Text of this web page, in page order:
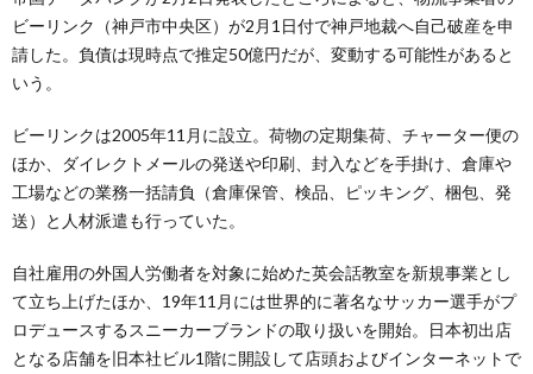
ビーリンク（神戸市中央区）が2月1日付で神戸地裁へ自己破産を申
請した。負債は現時点で推定50億円だが、変動する可能性があると
いう。
ビーリンクは2005年11月に設立。荷物の定期集荷、チャーター便の
ほか、ダイレクトメールの発送や印刷、封入などを手掛け、倉庫や
工場などの業務一括請負（倉庫保管、検品、ピッキング、梱包、発
送）と人材派遣も行っていた。
自社雇用の外国人労働者を対象に始めた英会話教室を新規事業とし
て立ち上げたほか、19年11月には世界的に著名なサッカー選手がプ
ロデュースするスニーカーブランドの取り扱いを開始。日本初出店
となる店舗を旧本社ビル1階に開設して店頭およびインターネットで